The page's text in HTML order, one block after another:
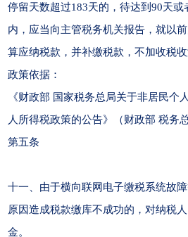
停留天数超过183天的，待达到90天或
内，应当向主管税务机关报告，就以
算应纳税款，并补缴税款，不加收税收
政策依据：
《财政部 国家税务总局关于非居民个
人所得税政策的公告》（财政部 税务
第五条
十一、由于横向联网电子缴税系统故
原因造成税款缴库不成功的，对纳税
金。